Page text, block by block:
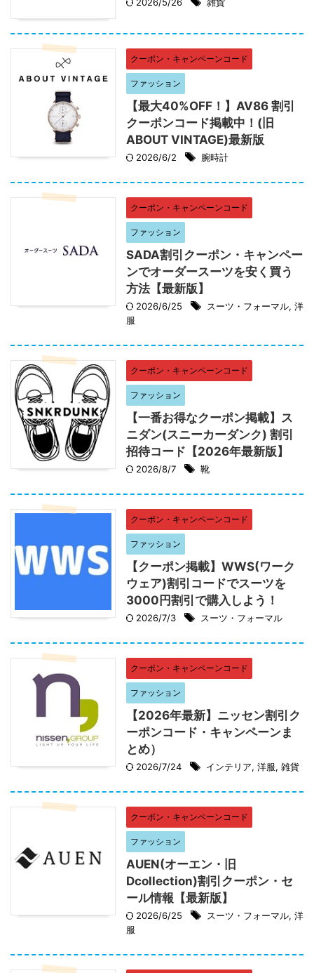
クーポン・キャンペーンコード
ファッション
【最大40%OFF！】AV86 割引
クーポンコード掲載中！(旧
ABOUT VINTAGE)最新版
2026/6/2 腕時計
クーポン・キャンペーンコード
ファッション
SADA割引クーポン・キャンペー
ンでオーダースーツを安く買う
方法【最新版】
2026/6/25 スーツ・フォーマル, 洋
服
クーポン・キャンペーンコード
ファッション
【一番お得なクーポン掲載】ス
ニダン(スニーカーダンク) 割引
招待コード【2026年最新版】
2026/8/7 靴
クーポン・キャンペーンコード
ファッション
【クーポン掲載】WWS(ワーク
ウェア)割引コードでスーツを
3000円割引で購入しよう！
2026/7/3 スーツ・フォーマル
クーポン・キャンペーンコード
ファッション
【2026年最新】ニッセン割引ク
ーポンコード・キャンペーンま
とめ）
2026/7/24 インテリア, 洋服, 雑貨
クーポン・キャンペーンコード
ファッション
AUEN(オーエン・旧
Dcollection)割引クーポン・セ
ール情報【最新版】
2026/6/25 スーツ・フォーマル, 洋
服